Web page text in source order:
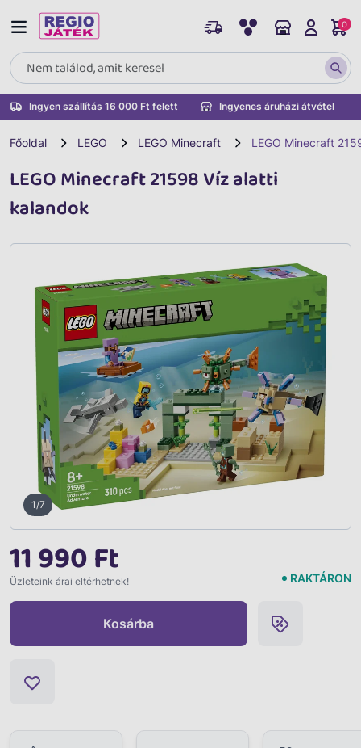
Ingyen szállítás 16 000 Ft felett Ingyenes áruházi átvétel
0
Főoldal LEGO LEGO Minecraft LEGO Minecraft
LEGO Minecraft 21598 Víz alatti
kalandok
Vissza
1/7
11 990 Ft
Üzleteink árai eltérhetnek! RAKTÁRON
Kosárba